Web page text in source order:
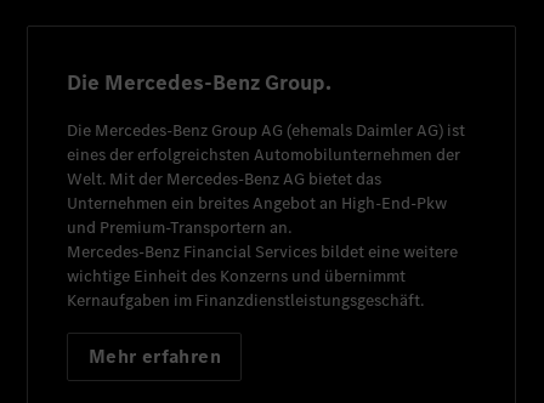
Die Mercedes-Benz Group.
Die Mercedes-Benz Group AG (ehemals Daimler AG) ist
eines der erfolgreichsten Automobilunternehmen der
Welt. Mit der Mercedes-Benz AG bietet das
Unternehmen ein breites Angebot an High-End-Pkw
und Premium-Transportern an.
Mercedes-Benz Financial Services bildet eine weitere
wichtige Einheit des Konzerns und übernimmt
Kernaufgaben im Finanzdienstleistungsgeschäft.
Mehr erfahren